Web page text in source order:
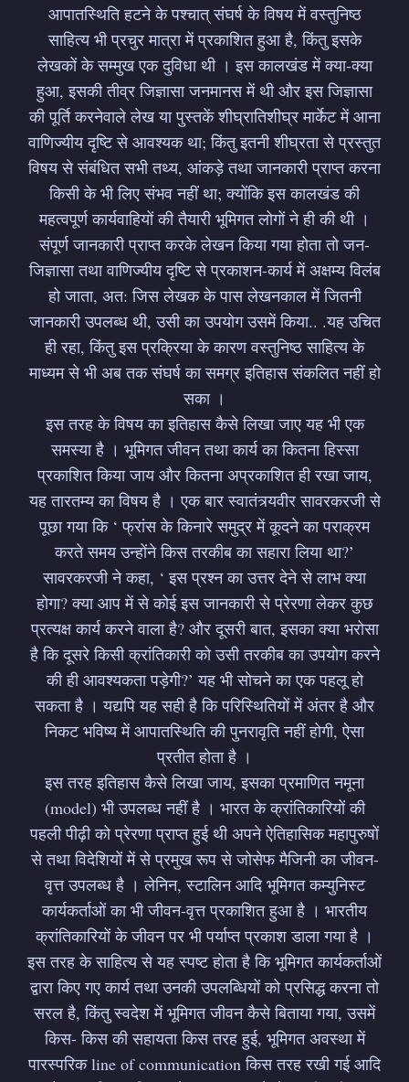
आपातस्थिति हटने के पश्चात् संघर्ष के विषय में वस्तुनिष्ठ
साहित्य भी प्रचुर मात्रा में प्रकाशित हुआ है, किंतु इसके
लेखकों के सम्मुख एक दुविधा थी । इस कालखंड में क्या-क्या
हुआ, इसकी तीव्र जिज्ञासा जनमानस में थी और इस जिज्ञासा
की पूर्ति करनेवाले लेख या पुस्तकें शीघ्रातिशीघ्र मार्केट में आना
वाणिज्यीय दृष्टि से आवश्यक था; किंतु इतनी शीघ्रता से प्रस्तुत
विषय से संबंधित सभी तथ्य, आंकड़े तथा जानकारी प्राप्त करना
किसी के भी लिए संभव नहीं था; क्योंकि इस कालखंड की
महत्वपूर्ण कार्यवाहियों की तैयारी भूमिगत लोगों ने ही की थी ।
संपूर्ण जानकारी प्राप्त करके लेखन किया गया होता तो जन-
जिज्ञासा तथा वाणिज्यीय दृष्टि से प्रकाशन-कार्य में अक्षम्य विलंब
हो जाता, अत: जिस लेखक के पास लेखनकाल में जितनी
जानकारी उपलब्ध थी, उसी का उपयोग उसमें किया.. .यह उचित
ही रहा, किंतु इस प्रक्रिया के कारण वस्तुनिष्ठ साहित्य के
माध्यम से भी अब तक संघर्ष का समग्र इतिहास संकलित नहीं हो
सका ।
इस तरह के विषय का इतिहास कैसे लिखा जाए यह भी एक
समस्या है । भूमिगत जीवन तथा कार्य का कितना हिस्सा
प्रकाशित किया जाय और कितना अप्रकाशित ही रखा जाय,
यह तारतम्य का विषय है । एक बार स्वातंत्र्यवीर सावरकरजी से
पूछा गया कि ‘ फ्रांस के किनारे समुद्र में कूदने का पराक्रम
करते समय उन्होंने किस तरकीब का सहारा लिया था?’
सावरकरजी ने कहा, ‘ इस प्रश्न का उत्तर देने से लाभ क्या
होगा? क्या आप में से कोई इस जानकारी से प्रेरणा लेकर कुछ
प्रत्यक्ष कार्य करने वाला है? और दूसरी बात, इसका क्या भरोसा
है कि दूसरे किसी क्रांतिकारी को उसी तरकीब का उपयोग करने
की ही आवश्यकता पड़ेगी?’ यह भी सोचने का एक पहलू हो
सकता है । यद्यपि यह सही है कि परिस्थितियों में अंतर है और
निकट भविष्य में आपातस्थिति की पुनरावृति नहीं होगी, ऐसा
प्रतीत होता है ।
इस तरह इतिहास कैसे लिखा जाय, इसका प्रमाणित नमूना
(model) भी उपलब्ध नहीं है । भारत के क्रांतिकारियों की
पहली पीढ़ी को प्रेरणा प्राप्त हुई थी अपने ऐतिहासिक महापुरुषों
से तथा विदेशियों में से प्रमुख रूप से जोसेफ मैजिनी का जीवन-
वृत्त उपलब्ध है । लेनिन, स्टालिन आदि भूमिगत कम्युनिस्ट
कार्यकर्ताओं का भी जीवन-वृत्त प्रकाशित हुआ है । भारतीय
क्रांतिकारियों के जीवन पर भी पर्याप्त प्रकाश डाला गया है ।
इस तरह के साहित्य से यह स्पष्ट होता है कि भूमिगत कार्यकर्ताओं
द्वारा किए गए कार्य तथा उनकी उपलब्धियों को प्रसिद्ध करना तो
सरल है, किंतु स्वदेश में भूमिगत जीवन कैसे बिताया गया, उसमें
किस- किस की सहायता किस तरह हुई, भूमिगत अवस्था में
पारस्परिक line of communication किस तरह रखी गई आदि